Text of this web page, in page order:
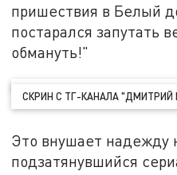
пришествия в Белый
постарался запутать
обмануть!"
СКРИН С ТГ-КАНАЛА "ДМИТРИЙ
Это внушает надежду
подзатянувшийся